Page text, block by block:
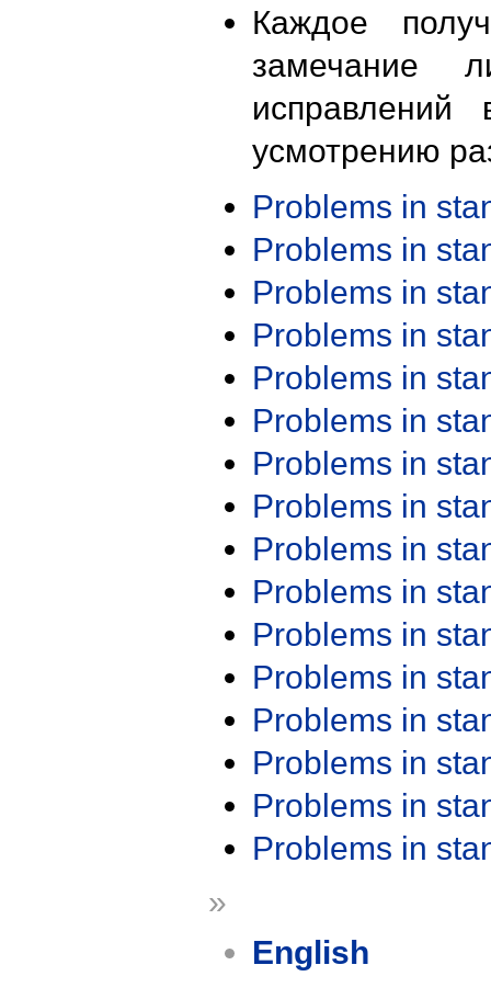
Каждое
замечание
исправлений
усмотрению
Problems in
Problems in
Problems in
Problems in
Problems in
Problems in
Problems in
Problems in
Problems in
Problems in
Problems in
Problems in
Problems in
Problems in
Problems in
Problems in
»
English